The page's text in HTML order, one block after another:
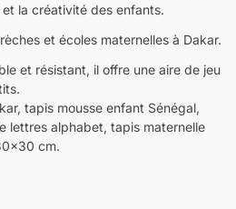
la créativité des enfants.
et écoles maternelles à Dakar.
et résistant, il offre une aire de jeu
tapis mousse enfant Sénégal,
lettres alphabet, tapis maternelle
cm.